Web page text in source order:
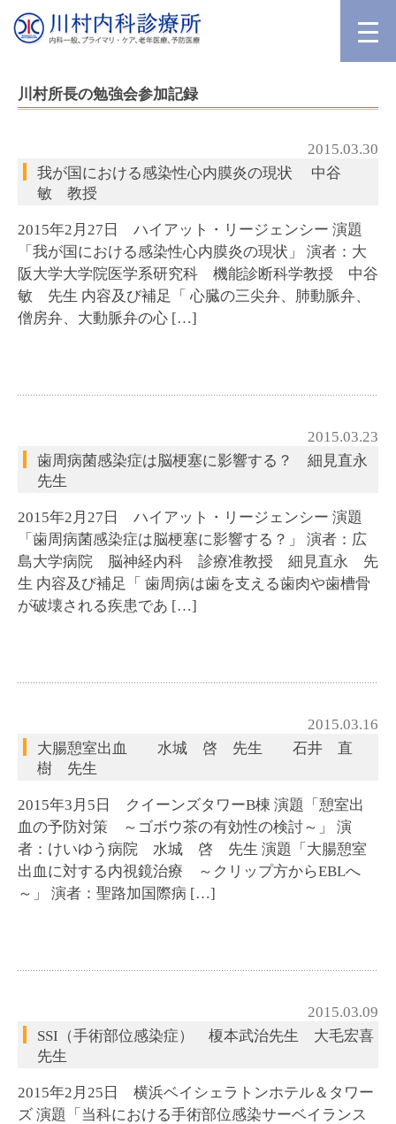
川村所長の勉強会参加記録
2015.03.30
我が国における感染性心内膜炎の現状 中谷
敏 教授
2015年2月27日 ハイアット・リージェンシー 演題
「我が国における感染性心内膜炎の現状」 演者：大
阪大学大学院医学系研究科 機能診断科学教授 中谷
敏 先生 内容及び補足「 心臓の三尖弁、肺動脈弁、
僧房弁、大動脈弁の心 […]
2015.03.23
歯周病菌感染症は脳梗塞に影響する？ 細見直永
先生
2015年2月27日 ハイアット・リージェンシー 演題
「歯周病菌感染症は脳梗塞に影響する？」 演者：広
島大学病院 脳神経内科 診療准教授 細見直永 先
生 内容及び補足「 歯周病は歯を支える歯肉や歯槽骨
が破壊される疾患であ […]
2015.03.16
大腸憩室出血 水城 啓 先生 石井 直
樹 先生
2015年3月5日 クイーンズタワーB棟 演題「憩室出
血の予防対策 ～ゴボウ茶の有効性の検討～」 演
者：けいゆう病院 水城 啓 先生 演題「大腸憩室
出血に対する内視鏡治療 ～クリップ方からEBLへ
～」 演者：聖路加国際病 […]
2015.03.09
SSI（手術部位感染症） 榎本武治先生 大毛宏喜
先生
2015年2月25日 横浜ベイシェラトンホテル＆タワー
ズ 演題「当科における手術部位感染サーベイランス